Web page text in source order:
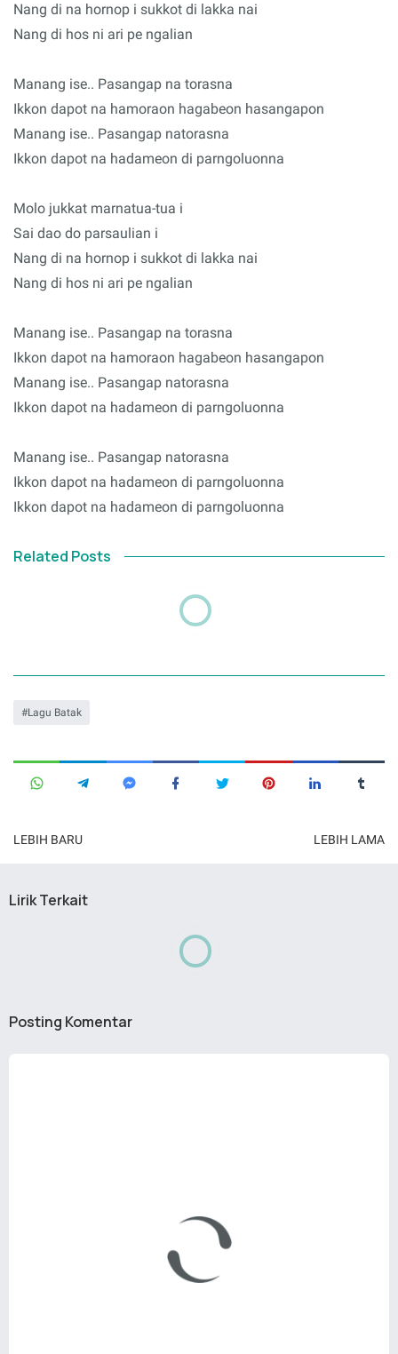
Nang di na hornop i sukkot di lakka nai
Nang di hos ni ari pe ngalian
Manang ise.. Pasangap na torasna
Ikkon dapot na hamoraon hagabeon hasangapon
Manang ise.. Pasangap natorasna
Ikkon dapot na hadameon di parngoluonna
Molo jukkat marnatua-tua i
Sai dao do parsaulian i
Nang di na hornop i sukkot di lakka nai
Nang di hos ni ari pe ngalian
Manang ise.. Pasangap na torasna
Ikkon dapot na hamoraon hagabeon hasangapon
Manang ise.. Pasangap natorasna
Ikkon dapot na hadameon di parngoluonna
Manang ise.. Pasangap natorasna
Ikkon dapot na hadameon di parngoluonna
Ikkon dapot na hadameon di parngoluonna
Related Posts
Lagu Batak
LEBIH BARU LEBIH LAMA
Lirik Terkait
Posting Komentar